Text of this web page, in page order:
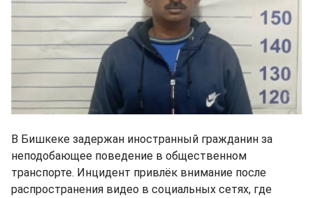
В Бишкеке задержан иностранный гражданин за
неподобающее поведение в общественном
транспорте. Инцидент привлёк внимание после
распространения видео в социальных сетях, где